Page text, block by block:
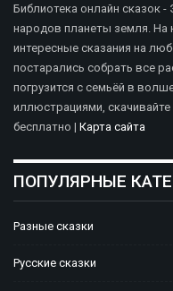
Библиотека онлайн сказок
народов планеты земля. На
интересные сказания на
постарались собрать все
погрузится с семьёй в
иллюстрациями, скачивайте
бесплатно | Карта сайта
ПОПУЛЯРНЫЕ
Разные сказки
Русские сказки